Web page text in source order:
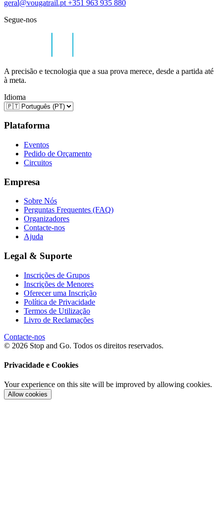
geral@vougatrail.pt +351 963 935 880
Segue-nos
A precisão e tecnologia que a sua prova merece, desde a partida até
à meta.
Idioma
Plataforma
Eventos
Pedido de Orçamento
Circuitos
Empresa
Sobre Nós
Perguntas Frequentes (FAQ)
Organizadores
Contacte-nos
Ajuda
Legal & Suporte
Inscrições de Grupos
Inscrições de Menores
Oferecer uma Inscrição
Política de Privacidade
Termos de Utilização
Livro de Reclamações
Contacte-nos
© 2026 Stop and Go. Todos os direitos reservados.
Privacidade e Cookies
Your experience on this site will be improved by allowing cookies.
Allow cookies